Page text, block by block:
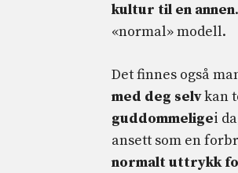
kultur til en annen
«normal» modell.
Det finnes også
med deg selvkan
guddommeligei
ansett som en
normalt uttrykk